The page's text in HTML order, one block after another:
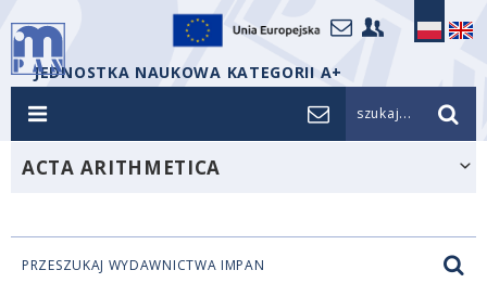
JEDNOSTKA NAUKOWA KATEGORII A+
szukaj...
ACTA ARITHMETICA
PRZESZUKAJ WYDAWNICTWA IMPAN